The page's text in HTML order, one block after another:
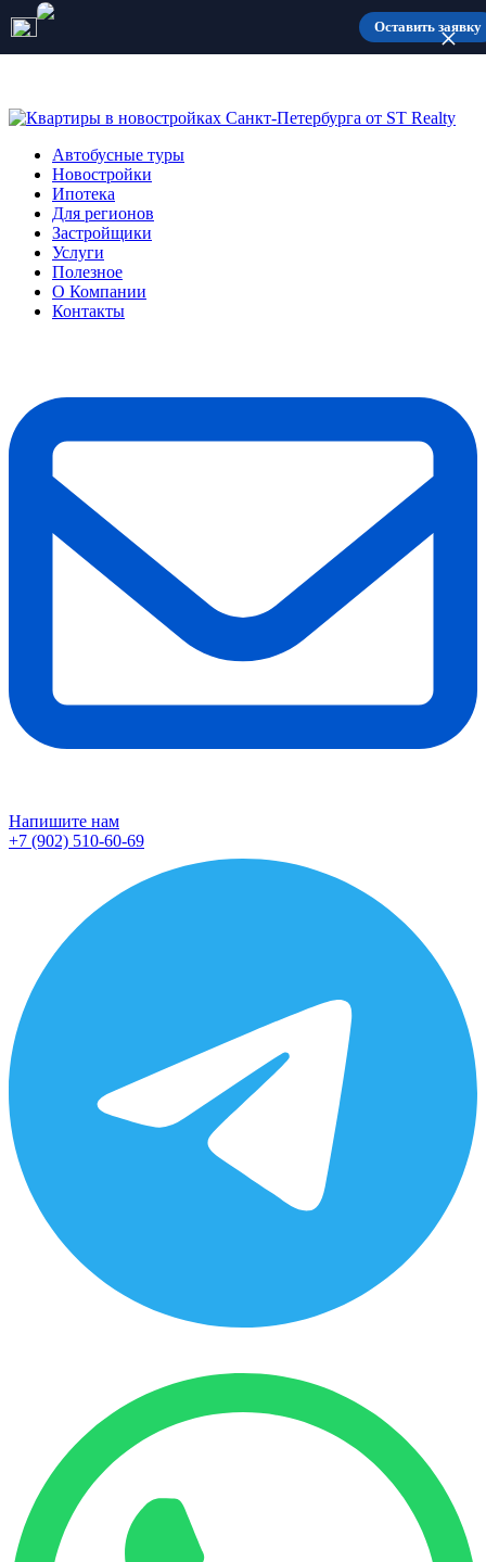
Количество мест ограничено
Автобусные туры
Новостройки
Ипотека
Для регионов
Застройщики
Услуги
Полезное
О Компании
Контакты
Напишите нам
+7 (902) 510-60-69
Оставить заявку